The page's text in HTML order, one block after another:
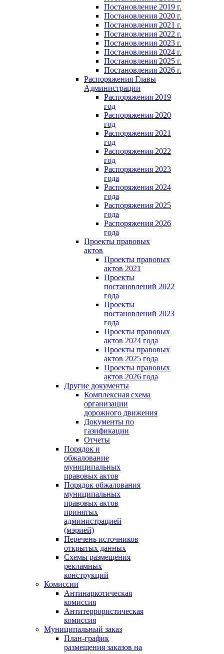
Постановление 2019 г.
Постановления 2020 г.
Постановления 2021 г.
Постановления 2022 г.
Постановления 2023 г.
Постановления 2024 г.
Постановления 2025 г.
Постановления 2026 г.
Распоряжения Главы
Администрации
Распоряжения 2019
год
Распоряжения 2020
год
Распоряжения 2021
год
Распоряжения 2022
год
Распоряжения 2023
года
Распоряжения 2024
года
Распоряжения 2025
года
Распоряжения 2026
года
Проекты правовых
актов
Проекты правовых
актов 2021
Проекты
постановлений 2022
года
Проекты
постановлений 2023
года
Проекты правовых
актов 2024 года
Проекты правовых
актов 2025 года
Проекты правовых
актов 2026 года
Другие документы
Комплексная схема
организации
дорожного движения
Документы по
газификации
Отчеты
Порядок и
обжалование
муниципальных
правовых актов
Порядок обжалования
муниципальных
правовых актов
принятых
администрацией
(мэрией)
Перечень источников
открытых данных
Схемы размещения
рекламных
конструкций
Комиссии
Антинаркотическая
комиссия
Антитеррористическая
комиссия
Муниципальный заказ
План-график
размещения заказов на